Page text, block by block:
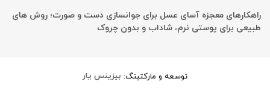
راهکارهای معجزه آسای عسل برای جوانسازی دست و صورت؛ روش های
طبیعی برای پوستی نرم، شاداب و بدون چروک
توسعه و مارکتینگ: بیزینس یار